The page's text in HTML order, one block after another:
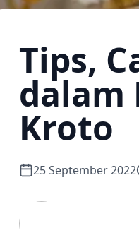
Tips,
dalam
Kroto
25 September 2022